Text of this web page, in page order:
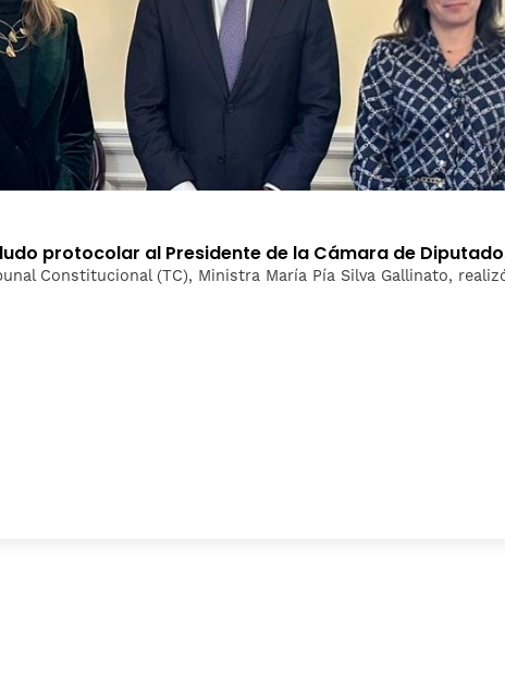
protocolar al Presidente de la Cámara de
Constitucional (TC), Ministra María Pía Silva Gallinato,